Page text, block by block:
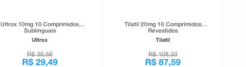
Ultrox 10mg 10 Comprimidos
Sublinguais
Ultrox
R$ 36,58
R$ 29,49
Tilatil 20mg 10 Comprimidos
Revestidos
Tilatil
R$ 108,33
R$ 87,59